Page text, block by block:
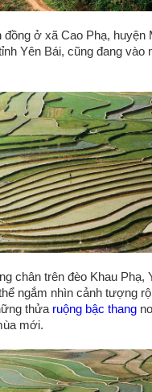
đồng ở xã Cao Phạ, huyện
Yên Bái, cũng đang vào
chân trên đèo Khau Phạ,
ngắm nhìn cảnh tượng
thửa ruộng bậc thang no
mới.